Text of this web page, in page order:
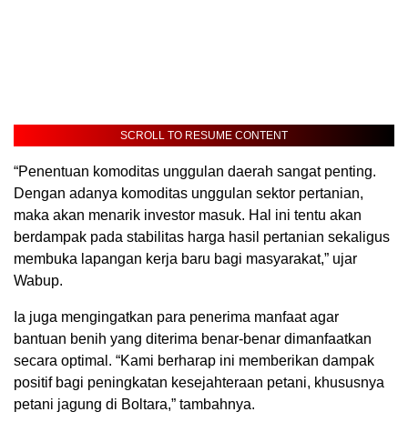
SCROLL TO RESUME CONTENT
“Penentuan komoditas unggulan daerah sangat penting.
Dengan adanya komoditas unggulan sektor pertanian,
maka akan menarik investor masuk. Hal ini tentu akan
berdampak pada stabilitas harga hasil pertanian sekaligus
membuka lapangan kerja baru bagi masyarakat,” ujar
Wabup.
Ia juga mengingatkan para penerima manfaat agar
bantuan benih yang diterima benar-benar dimanfaatkan
secara optimal. “Kami berharap ini memberikan dampak
positif bagi peningkatan kesejahteraan petani, khususnya
petani jagung di Boltara,” tambahnya.